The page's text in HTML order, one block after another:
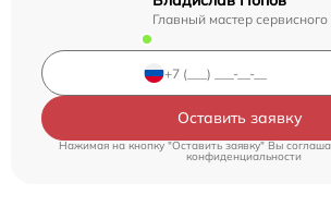
Главный мастер сервисного
Оставить заявку
Нажимая на кнопку "Оставить заявку" Вы
конфиденциальности